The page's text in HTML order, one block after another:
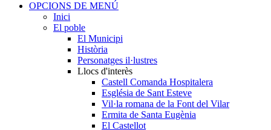
OPCIONS DE MENÚ
Inici
El poble
El Municipi
Història
Personatges il·lustres
Llocs d'interès
Castell Comanda Hospitalera
Església de Sant Esteve
Vil·la romana de la Font del Vilar
Ermita de Santa Eugènia
El Castellot